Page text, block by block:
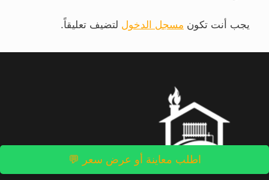
يجب أنت تكون مسجل الدخول لتضيف تعليقاً.
اطلب معاينة أو عرض سعر 💬